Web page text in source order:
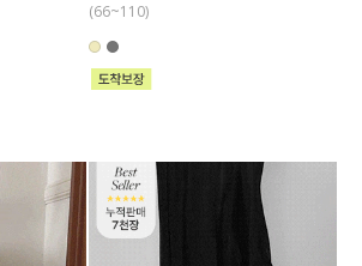
(66~110)